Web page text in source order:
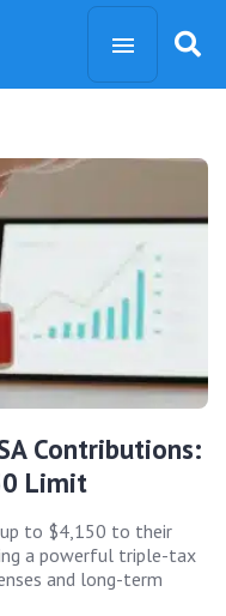
Contributions:
Limit
to $4,150 to their
a powerful triple-tax
and long-term